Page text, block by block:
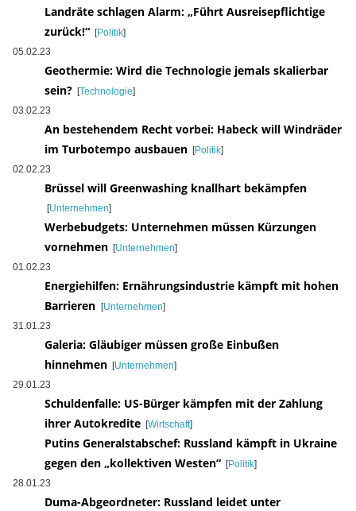
Landräte schlagen Alarm: „Führt Ausreisepflichtige
zurück!“ [Politik]
05.02.23
Geothermie: Wird die Technologie jemals skalierbar
sein? [Technologie]
03.02.23
An bestehendem Recht vorbei: Habeck will Windräder
im Turbotempo ausbauen [Politik]
02.02.23
Brüssel will Greenwashing knallhart bekämpfen
[Unternehmen]
Werbebudgets: Unternehmen müssen Kürzungen
vornehmen [Unternehmen]
01.02.23
Energiehilfen: Ernährungsindustrie kämpft mit hohen
Barrieren
[Unternehmen]
31.01.23
Galeria: Gläubiger müssen große Einbußen
hinnehmen [Unternehmen]
29.01.23
Schuldenfalle: US-Bürger kämpfen mit der Zahlung
ihrer Autokredite [Wirtschaft]
Putins Generalstabschef: Russland kämpft in Ukraine
gegen den „kollektiven Westen“ [Politik]
28.01.23
Duma-Abgeordneter: Russland leidet unter